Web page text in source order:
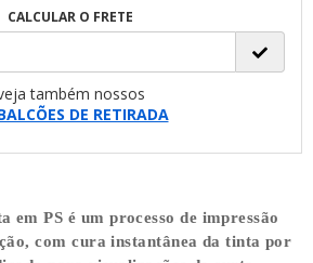
CALCULAR O FRETE
também nossos
DE RETIRADA
em PS é um processo de impressão
com cura instantânea da tinta por